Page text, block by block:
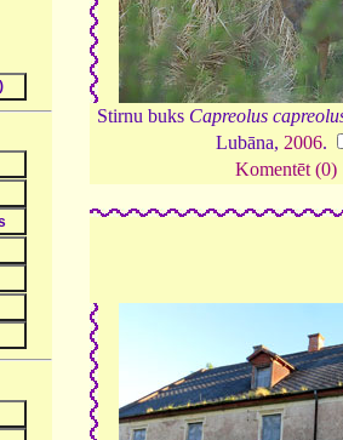
Stirnu buks Capreolus
Lubāna, 2006.
Komentēt (0)